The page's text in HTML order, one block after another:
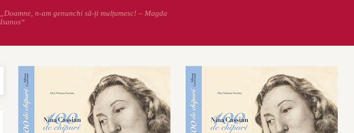
„Doamne, n-am genunchi să-ți mulțumesc! – Magda
Isanos“